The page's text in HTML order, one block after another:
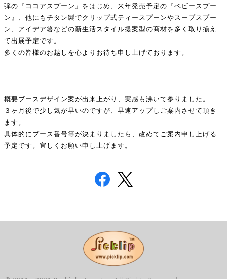
弾の『ココアスプーン』をはじめ、来年発売予定の『ベビースプー
ン』、他にもチタン製でクリップ式ティースプーンやスープスプー
ン、アイデア箸などの新生活スタイル提案型の商材を多く取り揃え
て出展予定です。
多くの皆様のお越しを心よりお待ち申し上げております。
概要ブースデザイン案が出来上がり、実感も沸いて参りました。
３ヶ月後で少し気が早いのですが、早速アップしご案内させて頂き
ます。
具体的にブース番号等が決まりましたら、改めてご案内申し上げる
予定です。宜しくお願い申し上げます。